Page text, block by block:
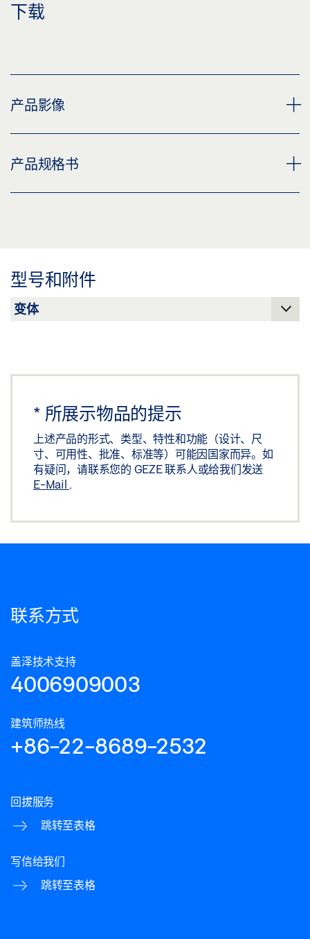
下载
产品影像
天窗控制台 E 1500 H40
产品规格书
型号和附件
* 所展示物品的提示
上述产品的形式、类型、特性和功能（设计、尺
寸、可用性、批准、标准等）可能因国家而异。如
有疑问，请联系您的 GEZE 联系人或给我们发送
E-Mail .
联系方式
盖泽技术支持
4006909003
建筑师热线
+86-22-8689-2532
回拔服务
跳转至表格
写信给我们
跳转至表格